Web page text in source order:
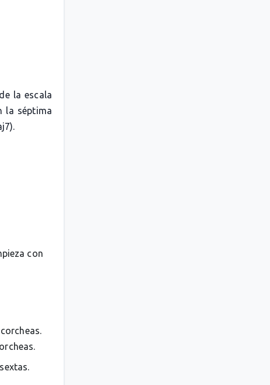
la escala
la séptima
con